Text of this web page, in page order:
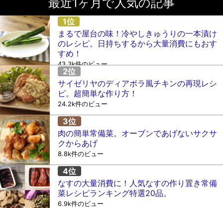
まるで屋台の味！冷やしきゅうりの一本漬け
のレシピ。日持ちするから大量消費にもおす
すめ！
43.3k件のビュー
サイゼリヤのディアボラ風チキンの再現レシ
ピ。超簡単な作り方！
24.2k件のビュー
肉の簡単常備菜。オーブンであげないサクサ
クからあげ
8.8k件のビュー
なすの大量消費に！人気なすの作り置き常備
菜レシピランキング特選20品。
6.9k件のビュー